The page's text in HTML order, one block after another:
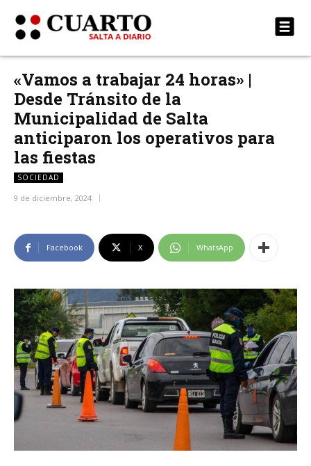
«Vamos a trabajar 24 horas» |
Desde Tránsito de la
Municipalidad de Salta
anticiparon los operativos para
las fiestas
SOCIEDAD
9 de diciembre, 2024
Facebook X WhatsApp